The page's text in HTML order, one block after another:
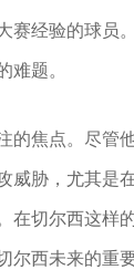
赛经验的球
难题。
的焦点。尽
胁，尤其是
切尔西这
西未来的重要